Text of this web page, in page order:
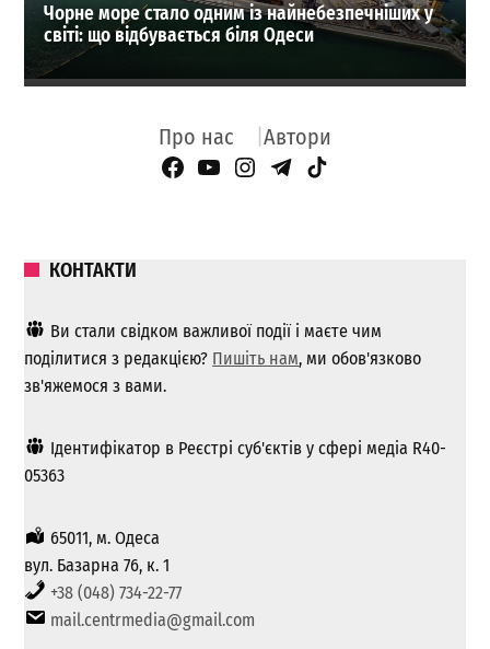
Чорне море стало одним із найнебезпечніших у
світі: що відбувається біля Одеси
Про нас Автори
Facebook Page
YouTube
Instagram
Telegram
TikTok
КОНТАКТИ
Ви стали свідком важливої ​​події і маєте чим
поділитися з редакцією? Пишіть нам, ми обов'язково
зв'яжемося з вами.
Ідентифікатор в Реєстрі суб'єктів у сфері медіа R40-
05363
65011, м. Одеса
вул. Базарна 76, к. 1
+38 (048) 734-22-77
mail.centrmedia@gmail.com